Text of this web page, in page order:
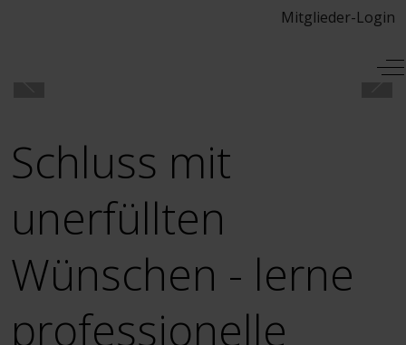
Mitglieder-Login
Schluss mit
unerfüllten
Wünschen - lerne
professionelle